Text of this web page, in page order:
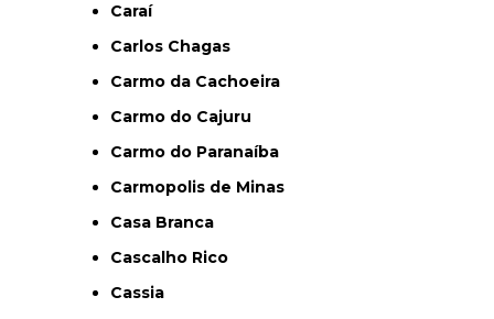
Caraí
Carlos Chagas
Carmo da Cachoeira
Carmo do Cajuru
Carmo do Paranaíba
Carmopolis de Minas
Casa Branca
Cascalho Rico
Cassia